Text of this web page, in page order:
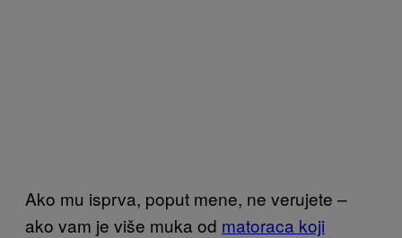
Ako mu isprva, poput mene, ne verujete –
ako vam je više muka od matoraca koji